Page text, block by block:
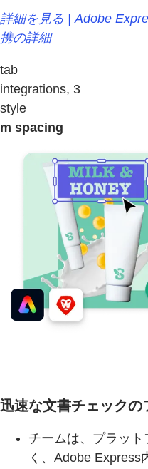
詳細を見る | Adobe
携の詳細
tab
integrations, 3
style
m spacing
迅速な文書チェック
チームは、プラッ
く、Adobe Express